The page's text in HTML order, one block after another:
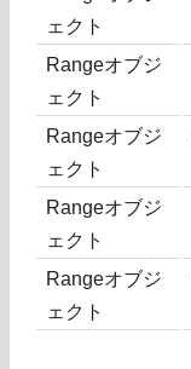
ェクト
Rangeオブジ
ェクト
Rangeオブジ
ェクト
Rangeオブジ
ェクト
Rangeオブジ
ェクト